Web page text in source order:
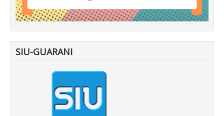
SIU-GUARANI